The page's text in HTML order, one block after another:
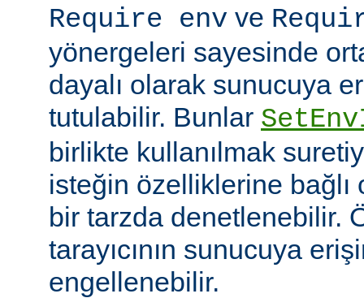
Require env ve
yönergeleri sayesinde
dayalı olarak sunucuya
tutulabilir. Bunlar
birlikte kullanılmak
isteğin özelliklerine
bir tarzda denetlenebilir.
tarayıcının sunucuya
engellenebilir.